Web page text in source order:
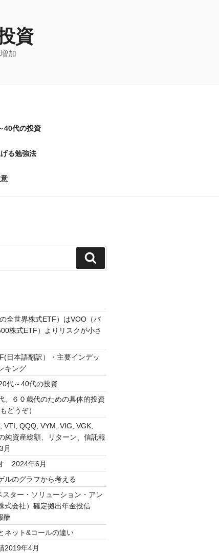
資
加
40代の投資
る勉強法
索
全世界株式ETF）はVOO（バ
株式ETF）よりリスクが小さ
日本語翻訳）・主要インデッ
キング
代～40代の投資
、６０歳代のための具体的投資
どうぞ）
VTI, QQQ, VYM, VIG, VGK,
純資産総額、リターン、信託報
月
2024年6月
ルのグラフから考える
ター・ソリューション・アン
式会社）確定拠出年金投信
酬
ネット&コールの違い
2019年4月